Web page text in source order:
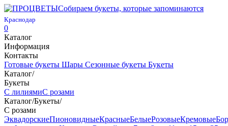
Собираем букеты, которые запоминаются
Краснодар
0
Каталог
Информация
Контакты
Готовые букеты Шары Сезонные букеты Букеты
Каталог/
Букеты
С лилиямиС розами
Каталог/Букеты/
С розами
ЭквадорскиеПионовидныеКрасныеБелыеРозовыеКремовые